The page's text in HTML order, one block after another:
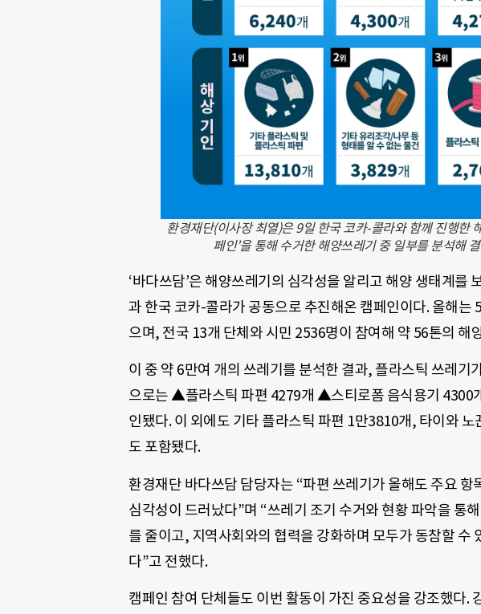
환경재단(이사장 최열)은 9일 한국 코카-콜라와 함께 진행한
페인’을 통해 수거한 해양쓰레기 중 일부를 분석해
‘바다쓰담’은 해양쓰레기의 심각성을 알리고 해양 생태계를
과 한국 코카-콜라가 공동으로 추진해온 캠페인이다. 올해는
으며, 전국 13개 단체와 시민 2536명이 참여해 약 56톤의 해
이 중 약 6만여 개의 쓰레기를 분석한 결과, 플라스틱 쓰레기
으로는 ▲플라스틱 파편 4279개 ▲스티로폼 음식용기 4300
인됐다. 이 외에도 기타 플라스틱 파편 1만3810개, 타이와
도 포함됐다.
환경재단 바다쓰담 담당자는 “파편 쓰레기가 올해도 주요 항
심각성이 드러났다”며 “쓰레기 조기 수거와 현황 파악을 통
를 줄이고, 지역사회와의 협력을 강화하며 모두가 동참할 수
다”고 전했다.
캠페인 참여 단체들도 이번 활동이 가진 중요성을 강조했다.